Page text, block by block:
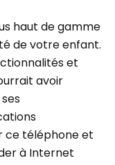
haut de gamme
de votre enfant.
et
avoir
ce téléphone et
à Internet